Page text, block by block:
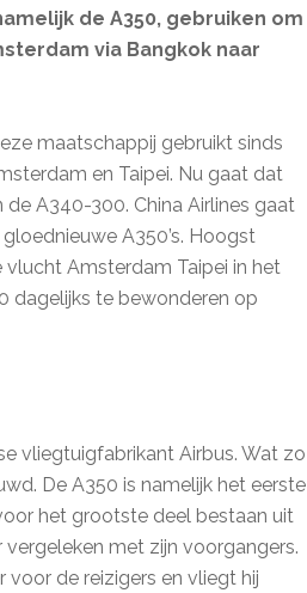
de A350, gebruiken om
via Bangkok naar
maatschappij gebruikt sinds
en Taipei. Nu gaat dat
A340-300. China Airlines gaat
A350’s. Hoogst
Amsterdam Taipei in het
dagelijks te bewonderen op
vliegtuigfabrikant Airbus. Wat zo
De A350 is namelijk het eerste
het grootste deel bestaan uit
met zijn voorgangers.
de reizigers en vliegt hij